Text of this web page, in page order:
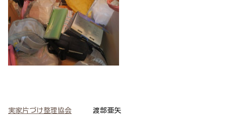
実家片づけ整理協会 渡部亜矢